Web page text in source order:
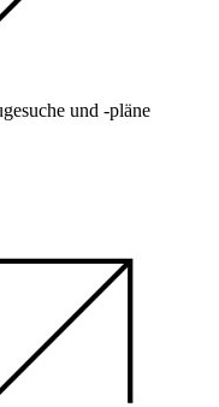
und -pläne